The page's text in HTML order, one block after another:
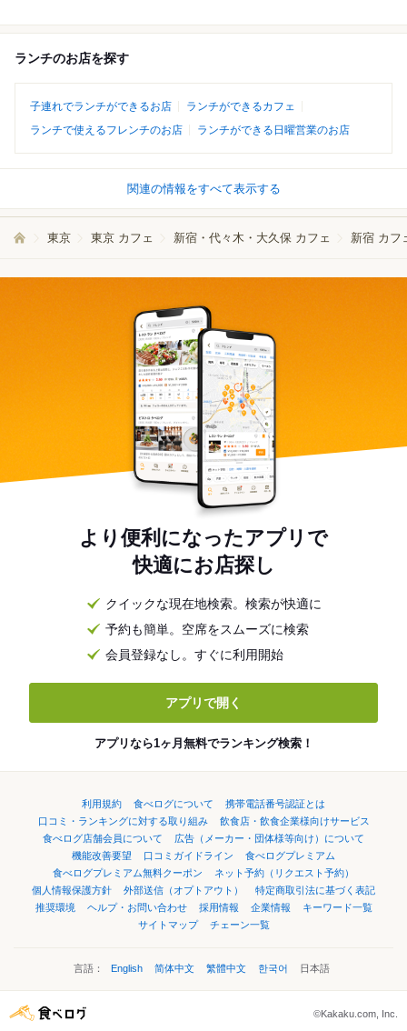
ランチのお店を探す
子連れでランチができるお店
ランチができるカフェ
ランチで使えるフレンチのお店
ランチができる日曜営業のお店
関連の情報をすべて表示する
東京 東京 カフェ 新宿・代々木・大久保 カフェ 新宿 カフ
より便利になったアプリで
快適にお店探し
クイックな現在地検索。検索が快適に
予約も簡単。空席をスムーズに検索
会員登録なし。すぐに利用開始
アプリで開く
アプリなら1ヶ月無料でランキング検索！
利用規約 食べログについて
携帯電話番号認証とは
口コミ・ランキングに対する取り組み
飲食店・飲食企業様向けサービス
食べログ店舗会員について
広告（メーカー・団体様等向け）について
機能改善要望
口コミガイドライン
食べログプレミアム
食べログプレミアム無料クーポン
ネット予約（リクエスト予約）
個人情報保護方針
外部送信（オプトアウト）
特定商取引法に基づく表記
推奨環境
ヘルプ・お問い合わせ 採用情報 企業情報
キーワード一覧
サイトマップ
チェーン一覧
言語： English 简体中文 繁體中文 한국어 日本語
©Kakaku.com, Inc.